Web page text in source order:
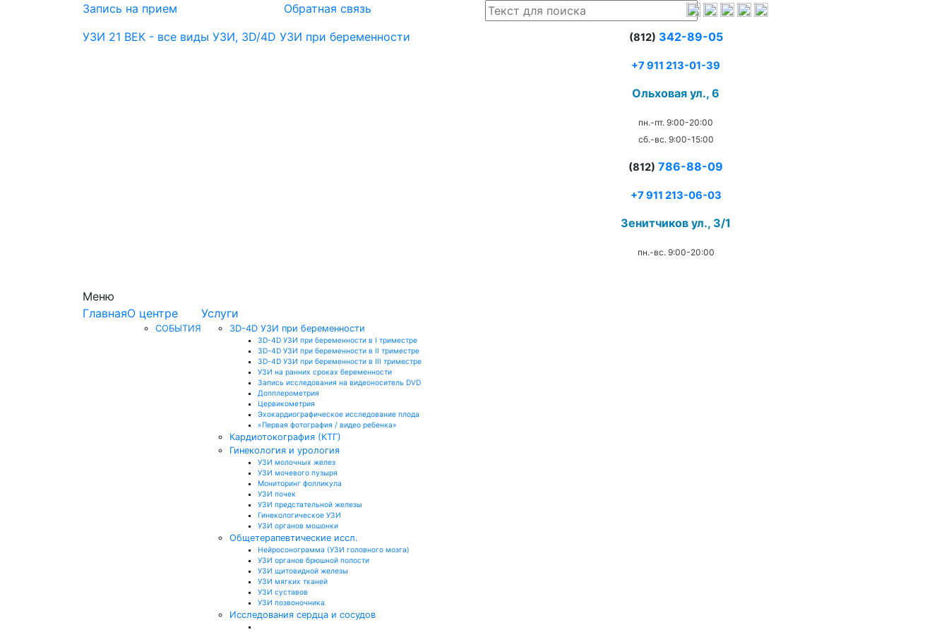
Запись на прием Обратная связь
УЗИ 21 ВЕК - все виды УЗИ, 3D/4D УЗИ при беременности (812) 342-89-05
+7 911 213-01-39
Ольховая ул., 6
пн.-пт. 9:00-20:00
сб.-вс. 9:00-15:00
(812) 786-88-09
+7 911 213-06-03
Зенитчиков ул., 3/1
пн.-вс. 9:00-20:00
Меню
ГлавнаяО центре
СОБЫТИЯ
Услуги
3D-4D УЗИ при беременности
3D-4D УЗИ при беременности в I триместре
3D-4D УЗИ при беременности в II триместре
3D-4D УЗИ при беременности в III триместре
УЗИ на ранних сроках беременности
Запись исследования на видеоноситель DVD
Допплерометрия
Цервикометрия
Эхокардиографическое исследование плода
«Первая фотография / видео ребенка»
Кардиотокография (КТГ)
Гинекология и урология
УЗИ молочных желез
УЗИ мочевого пузыря
Мониторинг фолликула
УЗИ почек
УЗИ предстательной железы
Гинекологическое УЗИ
УЗИ органов мошонки
Общетерапевтические иссл.
Нейросонограмма (УЗИ головного мозга)
УЗИ органов брюшной полости
УЗИ щитовидной железы
УЗИ мягких тканей
УЗИ суставов
УЗИ позвоночника
Исследования сердца и сосудов